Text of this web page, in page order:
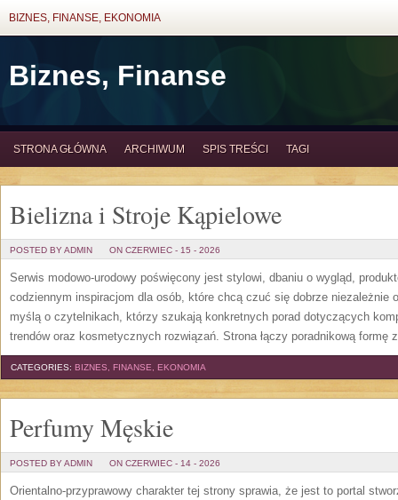
BIZNES, FINANSE, EKONOMIA
Biznes, Finanse
STRONA GŁÓWNA ARCHIWUM SPIS TREŚCI TAGI
Bielizna i Stroje Kąpielowe
POSTED BY ADMIN ON CZERWIEC - 15 - 2026
Serwis modowo-urodowy poświęcony jest stylowi, dbaniu o wygląd,
codziennym inspiracjom dla osób, które chcą czuć się dobrze niezależnie
myślą o czytelnikach, którzy szukają konkretnych porad dotyczących
trendów oraz kosmetycznych rozwiązań. Strona łączy poradnikową formę z
CATEGORIES: BIZNES, FINANSE, EKONOMIA
Perfumy Męskie
POSTED BY ADMIN ON CZERWIEC - 14 - 2026
Orientalno-przyprawowy charakter tej strony sprawia, że jest to portal